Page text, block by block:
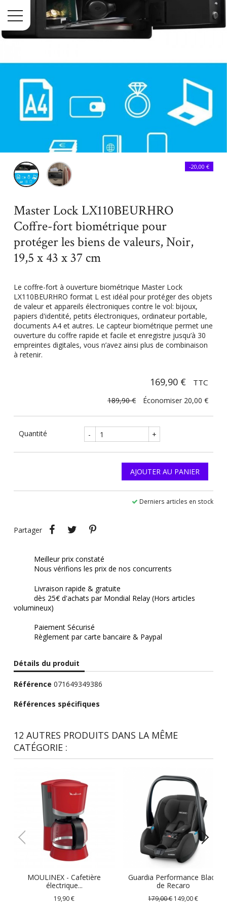
Menu
Accueil Maison
Master Lock LX110BEURHRO Coffre-fort
biométrique pour protéger les biens de valeurs, Noir, 19,5 x 43 x 37
cm
-20,00 €
Master Lock LX110BEURHRO
Coffre-fort biométrique pour
protéger les biens de valeurs, Noir,
19,5 x 43 x 37 cm
Le coffre-fort à ouverture biométrique Master Lock
LX110BEURHRO format L est idéal pour protéger des objets
de valeur et appareils électroniques contre le vol: bijoux,
papiers d'identité, petits électroniques, ordinateur portable,
documents A4 et autres. Le capteur biométrique permet une
ouverture du coffre rapide et facile et enregistre jusqu’à 30
empreintes digitales, vous n’avez ainsi plus de combinaison
à retenir.
169,90 € TTC
189,90 € Économiser 20,00 €
Quantité - +
AJOUTER AU PANIER
Derniers articles en stock
Partager
PartagerTweet
Meilleur prix constaté
Nous vérifions les prix de nos concurrents
Livraison rapide & gratuite
dès 25€ d'achats par Mondial Relay (Hors articles
volumineux)
Paiement Sécurisé
Règlement par carte bancaire & Paypal
Détails du produit
Référence 071649349386
Références spécifiques
12 AUTRES PRODUITS DANS LA MÊME
CATÉGORIE :
MOULINEX - Cafetière
électrique...
19,90 €
Guardia Performance Black
de Recaro
179,00 € 149,00 €